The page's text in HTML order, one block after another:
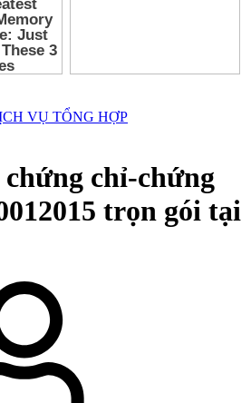
VỤ TỔNG HỢP
chỉ-chứng
trọn gói tại